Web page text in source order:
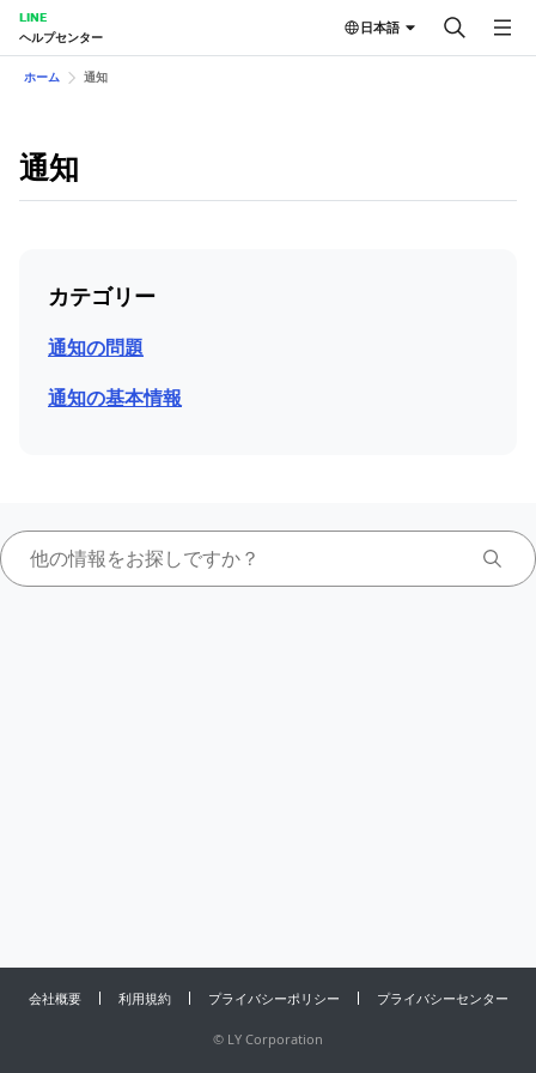
LINE
ヘルプセンター
日本語
ホーム 通知
通知
カテゴリー
通知の問題
通知の基本情報
会社概要 利用規約 プライバシーポリシー プライバシーセンター
© LY Corporation